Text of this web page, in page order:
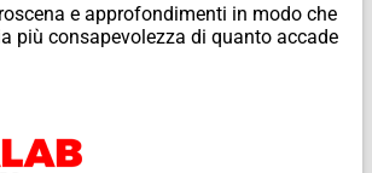
e approfondimenti in modo che
più consapevolezza di quanto accade